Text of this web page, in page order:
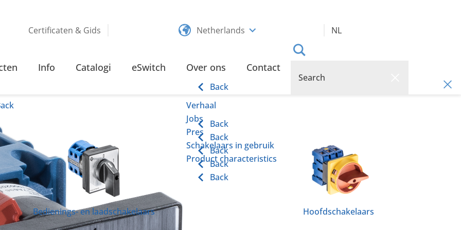
Certificaten & Gids Netherlands NL
Bedienings- en laadschakelaars Hoofdschakelaars
Info Catalogi eSwitch Over ons
Back
Verhaal
Back
Jobs
Back
Pres
Back
Schakelaars in gebruik
Back
Product characteristics
Back
Contact